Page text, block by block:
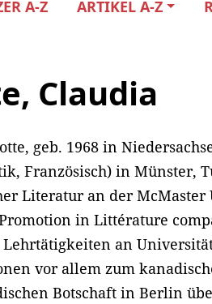
A-Z ARTIKEL A-Z
Claudia
geb. 1968 in
Französisch) in Münster,
Literatur an der
in Littérature
Lehrtätigkeiten an
vor allem zum
Botschaft in Berlin